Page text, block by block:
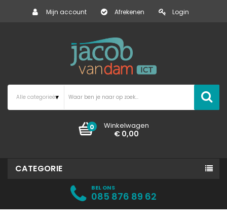
Mijn account Afrekenen Login
Winkelwagen
0
€ 0,00
CATEGORIE
BEL ONS
085 876 89 62